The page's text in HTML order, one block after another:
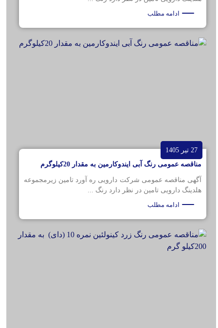
ادامه مطلب
27 تیر 1405
مناقصه عمومی رنگ آبی ایندوکارمین به مقدار 20کیلوگرم
آگهی مناقصه عمومی شرکت دارویی ره آورد تامین زیرمجموعه
هلدینگ دارویی تامین در نظر دارد رنگ ...
ادامه مطلب